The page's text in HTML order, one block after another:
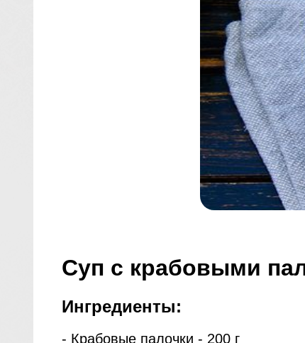
Суп с крабовыми
Ингредиенты:
- Крабовые палочки - 200 г